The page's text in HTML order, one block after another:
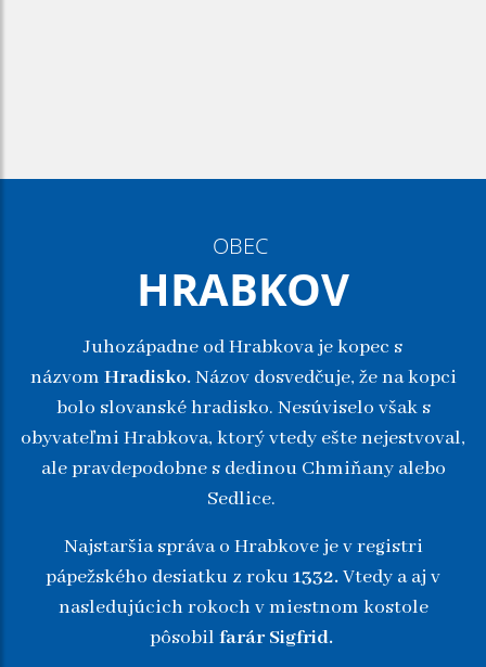
OBEC
HRABKOV
Juhozápadne od Hrabkova je kopec s
názvom Hradisko.Názov dosvedčuje, že na kopci
bolo slovanské hradisko. Nesúviselo však s
obyvateľmi Hrabkova, ktorý vtedy ešte nejestvoval,
ale pravdepodobne s dedinou Chmiňany alebo
Sedlice.
Najstaršia správa o Hrabkove je v registri
pápežského desiatku z roku1332.Vtedy a aj v
nasledujúcich rokoch v miestnom kostole
pôsobil farár Sigfrid.